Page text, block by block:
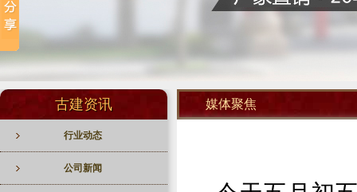
古建资讯
行业动态
公司新闻
媒体聚焦